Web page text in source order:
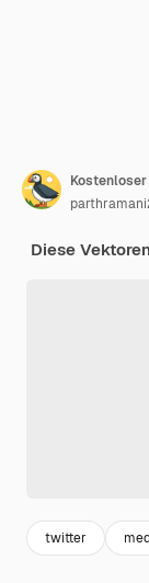
Diese
twitter